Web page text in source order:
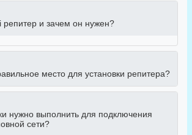
репитер и зачем он нужен?
место для установки репитера?
нужно выполнить для подключения
сети?